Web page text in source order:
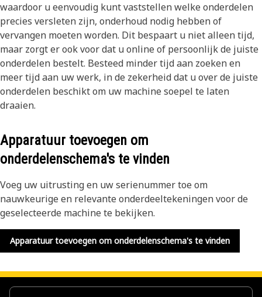
waardoor u eenvoudig kunt vaststellen welke onderdelen
precies versleten zijn, onderhoud nodig hebben of
vervangen moeten worden. Dit bespaart u niet alleen tijd,
maar zorgt er ook voor dat u online of persoonlijk de juiste
onderdelen bestelt. Besteed minder tijd aan zoeken en
meer tijd aan uw werk, in de zekerheid dat u over de juiste
onderdelen beschikt om uw machine soepel te laten
draaien.
Apparatuur toevoegen om
onderdelenschema's te vinden
Voeg uw uitrusting en uw serienummer toe om
nauwkeurige en relevante onderdeeltekeningen voor de
geselecteerde machine te bekijken.
Apparatuur toevoegen om onderdelenschema's te vinden